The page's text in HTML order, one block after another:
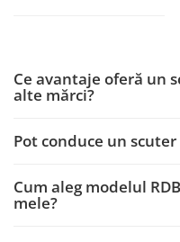
Ce avantaje oferă un
alte mărci?
Pot conduce un
Cum aleg modelul
mele?